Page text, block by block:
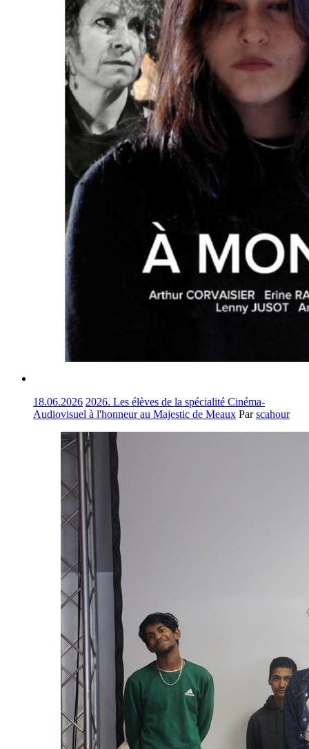
18.06.2026 2026. Les élèves de la spécialité Cinéma-
Audiovisuel à l'honneur au Majestic de Meaux Parscahour